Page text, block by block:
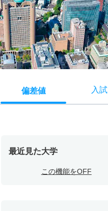
偏差値 入試
最近見た大学
この機能をOFF